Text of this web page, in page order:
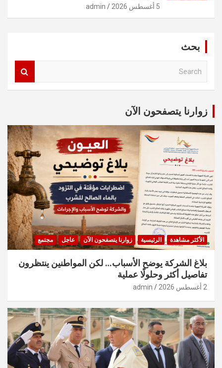
5 أغسطس 2026 admin
بحث
c
h
زوارنا يتصفحون الآن
الأكثر مشاهدة الرئيسية زوارنا يتصفحون الآن عاجل مجتمع
بلاغ الشركة يوضح الأسباب… لكن المواطنين ينتظرون
تفاصيل أكثر وحلولًا عملية
2 أغسطس 2026 admin